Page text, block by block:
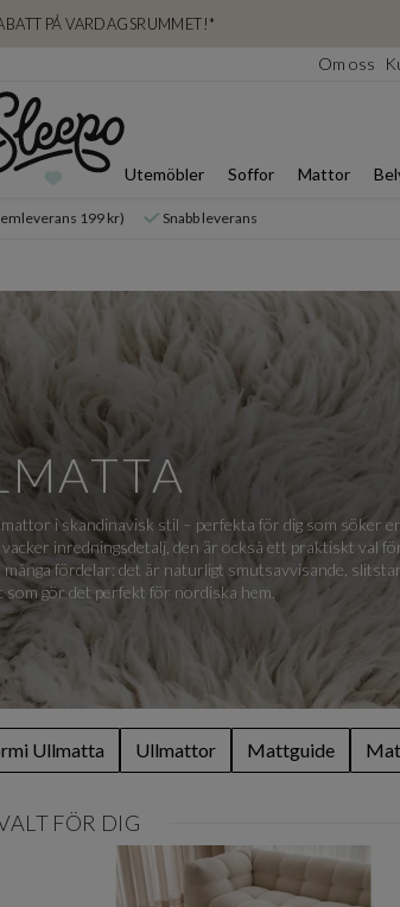
PÅ VARDAGSRUMMET!*
Om oss
Utemöbler Soffor Mattor
199 kr) Snabb leverans
i skandinavisk stil – perfekta för dig som söker
inredningsdetalj, den är också ett praktiskt val
fördelar: det är naturligt smutsavvisande,
gör det perfekt för nordiska hem.
Ullmatta Ullmattor Mattguide
FÖR DIG